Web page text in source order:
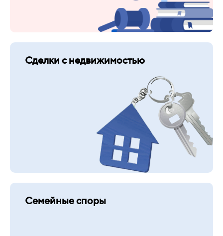
Сделки с недвижимостью
Семейные споры